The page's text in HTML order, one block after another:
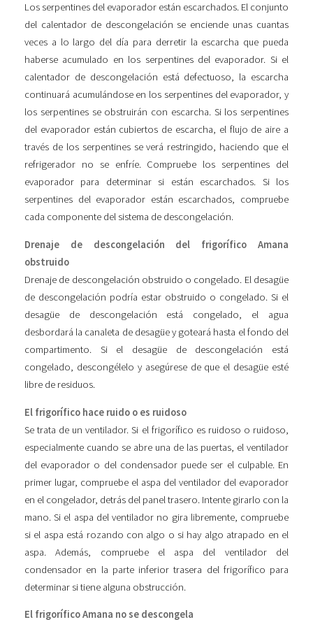
Los serpentines del evaporador están escarchados. El conjunto
del calentador de descongelación se enciende unas cuantas
veces a lo largo del día para derretir la escarcha que pueda
haberse acumulado en los serpentines del evaporador. Si el
calentador de descongelación está defectuoso, la escarcha
continuará acumulándose en los serpentines del evaporador, y
los serpentines se obstruirán con escarcha. Si los serpentines
del evaporador están cubiertos de escarcha, el flujo de aire a
través de los serpentines se verá restringido, haciendo que el
refrigerador no se enfríe. Compruebe los serpentines del
evaporador para determinar si están escarchados. Si los
serpentines del evaporador están escarchados, compruebe
cada componente del sistema de descongelación.
Drenaje de descongelación del frigorífico Amana
obstruido
Drenaje de descongelación obstruido o congelado. El desagüe
de descongelación podría estar obstruido o congelado. Si el
desagüe de descongelación está congelado, el agua
desbordará la canaleta de desagüe y goteará hasta el fondo del
compartimento. Si el desagüe de descongelación está
congelado, descongélelo y asegúrese de que el desagüe esté
libre de residuos.
El frigorífico hace ruido o es ruidoso
Se trata de un ventilador. Si el frigorífico es ruidoso o ruidoso,
especialmente cuando se abre una de las puertas, el ventilador
del evaporador o del condensador puede ser el culpable. En
primer lugar, compruebe el aspa del ventilador del evaporador
en el congelador, detrás del panel trasero. Intente girarlo con la
mano. Si el aspa del ventilador no gira libremente, compruebe
si el aspa está rozando con algo o si hay algo atrapado en el
aspa. Además, compruebe el aspa del ventilador del
condensador en la parte inferior trasera del frigorífico para
determinar si tiene alguna obstrucción.
El frigorífico Amana no se descongela